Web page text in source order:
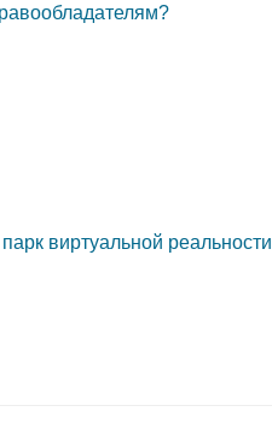
виртуальной реальности